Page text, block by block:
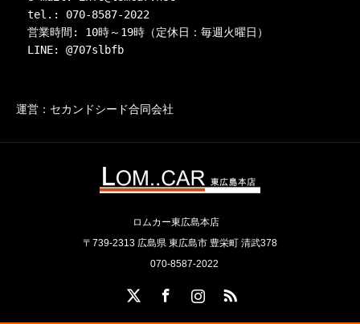
tel.: 070-8587-2022
営業時間: 10時～19時（定休日：毎週火曜日）
LINE: @707slbfb
運営：セカンドシード合同会社
ロムカー東広島本店
〒739-2313 広島県 東広島市 豊栄町 清武378
070-8587-2022
InstagramRSS